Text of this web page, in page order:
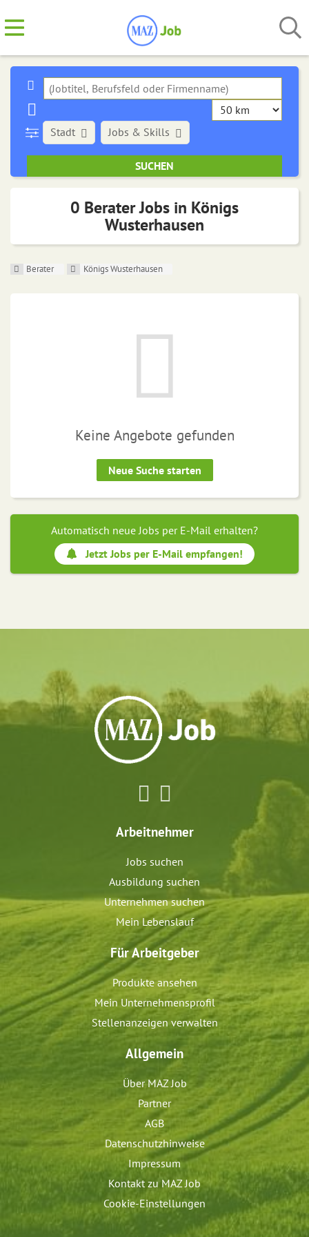
Stadt Jobs & Skills
0 Berater Jobs in Königs
Wusterhausen
Berater Königs Wusterhausen
Keine Angebote gefunden
Neue Suche starten
Automatisch neue Jobs per E-Mail erhalten?
Jetzt Jobs per E-Mail empfangen!
Arbeitnehmer
Jobs suchen
Ausbildung suchen
Unternehmen suchen
Mein Lebenslauf
Für Arbeitgeber
Produkte ansehen
Mein Unternehmensprofil
Stellenanzeigen verwalten
Allgemein
Über MAZ Job
Partner
AGB
Datenschutzhinweise
Impressum
Kontakt zu MAZ Job
Cookie-Einstellungen